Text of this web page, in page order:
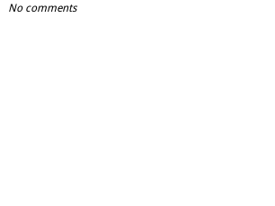
No comments